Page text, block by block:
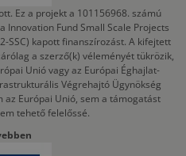
Ez a projekt a 101156968. számú
Fund Small Scale Projects
SSC) kapott finanszírozást. A kifejtett
a szerző(k) véleményét tükrözik,
Unió vagy az Európai Éghajlat-
Végrehajtó Ügynökség
az Európai Unió, sem a támogatást
tehető felelőssé.